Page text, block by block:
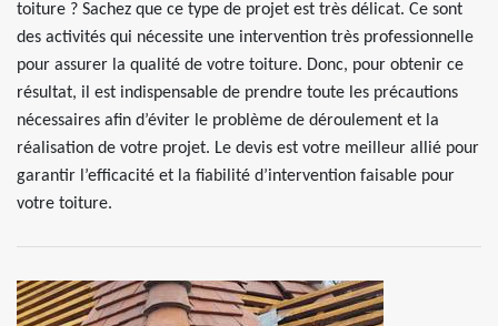
toiture ? Sachez que ce type de projet est très délicat. Ce sont
des activités qui nécessite une intervention très professionnelle
pour assurer la qualité de votre toiture. Donc, pour obtenir ce
résultat, il est indispensable de prendre toute les précautions
nécessaires afin d’éviter le problème de déroulement et la
réalisation de votre projet. Le devis est votre meilleur allié pour
garantir l’efficacité et la fiabilité d’intervention faisable pour
votre toiture.